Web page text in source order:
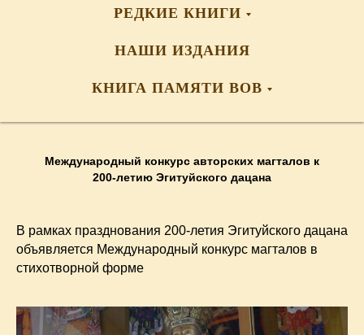
РЕДКИЕ КНИГИ
НАШИ ИЗДАНИЯ
КНИГА ПАМЯТИ ВОВ
Международный конкурс авторских магталов к
200-летию Эгитуйского дацана
В рамках празднования 200-летия Эгитуйского дацана
объявляется Международный конкурс магталов в
стихотворной форме